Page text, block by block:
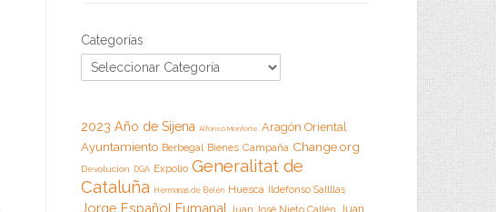
Categorías
2023 Año de Sijena Alfonso Monforte Aragón Oriental
Ayuntamiento Berbegal Bienes Campaña Change.org
Devolución DGA Expolio Generalitat de
Cataluña Hermanas de Belén Huesca Ildefonso Sallllas
Jorge Español Fumanal Juan José Nieto Callén Juan